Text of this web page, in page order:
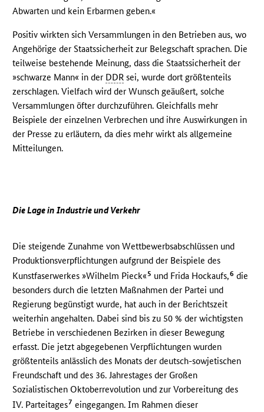
Abwarten und kein Erbarmen geben.«
Positiv wirkten sich Versammlungen in den Betrieben aus, wo
Angehörige der Staatssicherheit zur Belegschaft sprachen. Die
teilweise bestehende Meinung, dass die Staatssicherheit der
»schwarze Mann« in der DDR sei, wurde dort größtenteils
zerschlagen. Vielfach wird der Wunsch geäußert, solche
Versammlungen öfter durchzuführen. Gleichfalls mehr
Beispiele der einzelnen Verbrechen und ihre Auswirkungen in
der Presse zu erläutern, da dies mehr wirkt als allgemeine
Mitteilungen.
Die Lage in Industrie und Verkehr
Die steigende Zunahme von Wettbewerbsabschlüssen und
Produktionsverpflichtungen aufgrund der Beispiele des
Kunstfaserwerkes »Wilhelm Pieck« 5 und Frida Hockaufs,6 die
besonders durch die letzten Maßnahmen der Partei und
Regierung begünstigt wurde, hat auch in der Berichtszeit
weiterhin angehalten. Dabei sind bis zu 50 % der wichtigsten
Betriebe in verschiedenen Bezirken in dieser Bewegung
erfasst. Die jetzt abgegebenen Verpflichtungen wurden
größtenteils anlässlich des Monats der deutsch-sowjetischen
Freundschaft und des 36. Jahrestages der Großen
Sozialistischen Oktoberrevolution und zur Vorbereitung des
IV. Parteitages7 eingegangen. Im Rahmen dieser